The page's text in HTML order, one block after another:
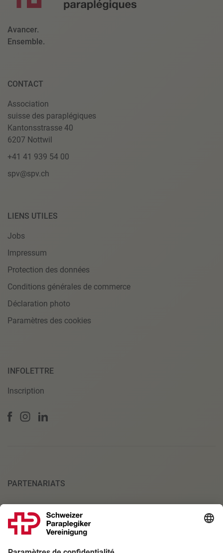
Avancer.
Ensemble.
CONTACT
Association
suisse des paraplégiques
Kantonsstrasse 40
6207 Nottwil
+41 41 939 54 00
spv@spv.ch
LIENS UTILES
Jobs
Impressum
Protection des données
Conditions générales de commerce
Déclaration photo
Paramètres des cookies
INFOLETTRE
Inscription
PARTENARIATS